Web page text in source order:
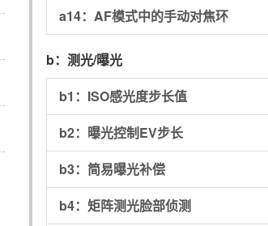
a14： AF模式中的手动对焦环
b： 测光/曝光
b1： ISO感光度步长值
b2： 曝光控制EV步长
b3： 简易曝光补偿
b4： 矩阵测光脸部侦测